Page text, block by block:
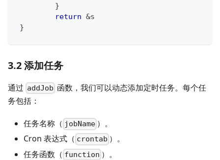
}
return &s
}
3.2 添加任务
通过 addJob 函数，我们可以动态添加定时任务。每个任
务包括：
任务名称（ jobName ）。
Cron 表达式（ crontab ）。
任务函数（ function ）。